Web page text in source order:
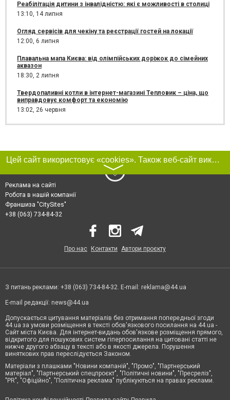
Реабілітація дитини з інвалідністю: які є можливості в столиці
13:10, 14 липня
Огляд сервісів для чекіну та реєстрації гостей на локації
12:00, 6 липня
Плавальна мапа Києва: від олімпійських доріжок до сімейних
аквазон
18:30, 2 липня
Твердопаливні котли в інтернет-магазині Тепловик – ціна, що
виправдовує комфорт та економію
13:02, 26 червня
Цей сайт використовує «cookies». Також веб-сайт використовує інтернет-сервіс для збору технічних даних стосовно відвідувачів з метою отримання маркетингової та статистичної інформації. Умови обробки даних відвідувачів сайту див.
〉
Реклама на сайті
Робота в нашій компанії
Франшиза "CitySites"
+38 (063) 734-84-32
Про нас Контакти Автори проєкту
З питань реклами: +38 (063) 734-84-32. E-mail: reklama@44.ua
E-mail редакції: news@44.ua
Допускається цитування матеріалів без отримання попередньої згоди
44.ua за умови розміщення в тексті обов'язкового посилання на 44.ua -
Сайт міста Києва. Для інтернет-видань обов'язкове розміщення прямого,
відкритого для пошукових систем гіперпосилання на цитовані статті не
нижче другого абзацу в тексті або в якості джерела. Порушення
виняткових прав переслідується Законом.
Матеріали з плашками "Новини компаній", "Промо", "Партнерський
матеріал", "Партнерський спецпроєкт", "Політичні новини", "Пресреліз",
"PR", "Офіційно", "Політична реклама" публікуються на правах реклами.